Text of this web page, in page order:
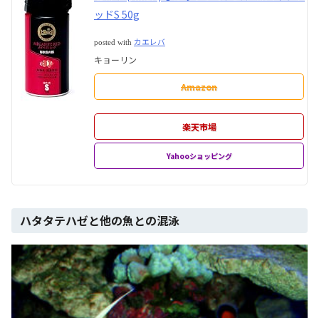
ッドS 50g
posted with カエレバ
キョーリン
Amazon
楽天市場
Yahooショッピング
ハタタテハゼと他の魚との混泳